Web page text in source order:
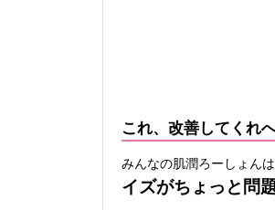
これ、改善してくれ
みんなの肌潤ろーしょん
イズがちょっと問